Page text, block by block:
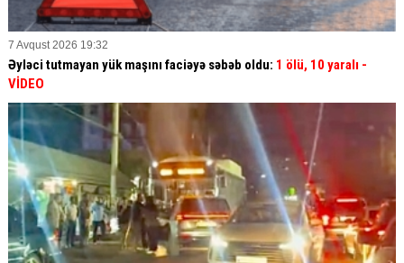
7 Avqust 2026 19:32
Əyləci tutmayan yük maşını faciəyə səbəb oldu: 1 ölü, 10 yaralı -
VİDEO